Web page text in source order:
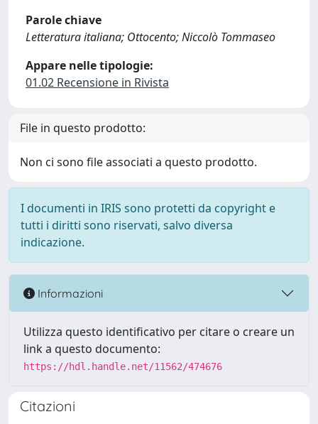
Parole chiave
Letteratura italiana; Ottocento; Niccolò Tommaseo
Appare nelle tipologie:
01.02 Recensione in Rivista
File in questo prodotto:
Non ci sono file associati a questo prodotto.
I documenti in IRIS sono protetti da copyright e
tutti i diritti sono riservati, salvo diversa
indicazione.
Informazioni
Utilizza questo identificativo per citare o creare un
link a questo documento:
https://hdl.handle.net/11562/474676
Citazioni